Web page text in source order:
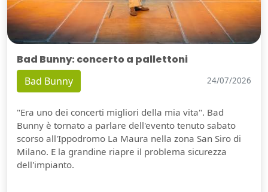
Bad Bunny: concerto a pallettoni
Bad Bunny 24/07/2026
"Era uno dei concerti migliori della mia vita". Bad
Bunny è tornato a parlare dell'evento tenuto sabato
scorso all'Ippodromo La Maura nella zona San Siro di
Milano. E la grandine riapre il problema sicurezza
dell'impianto.